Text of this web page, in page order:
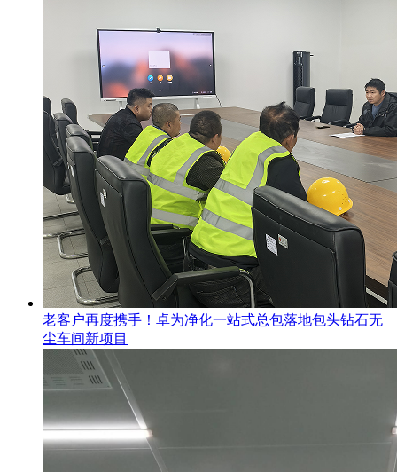
老客户再度携手！卓为净化一站式总包落地包头钻石无
尘车间新项目